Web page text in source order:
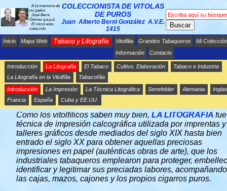
A la memoria de
mi padre:
José Berni
Gómez q.e.p.d.
El inició esta
colección
COLECCIONISTA DE VITOLAS
DE PUROS
Juan Alberto Berni González A.V.E.
1415
Buscar
Inicio Mapa Web Vitolfilia Grandes Tabaqueros
Mi
Información
Contacto
Introducción La Litografía El Tabaco Cultivo. Elaboración
Tabaco e Industria
La Litografía en la Vitolfília
Tabacofília
Introducción La Impresión La Técnica Litográfica Senefelder Alemania
Francia
España Cuba y EE.UU.
LA LITOGRAFÍA - INTRODUCCIÓN
Como los vitolfílicos saben muy bien, LA LITOGRAFÍA
técnica de impresión calcográfica utilizada por imprentas y
talleres gráficos desde mediados del siglo XIX hasta bien
entrado el siglo XX para obtener aquellas preciosas
impresiones en papel (auténticas obras de arte), que los
industriales tabaqueros emplearon para proteger,
identificar y legitimar sus preciadas labores,
las cajas, mazos, cajones y los propios cigarros puros.